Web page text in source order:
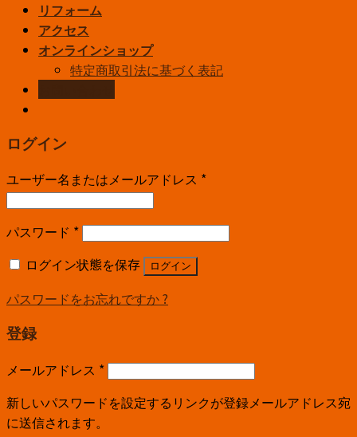
リフォーム
アクセス
オンラインショップ
特定商取引法に基づく表記
ログイン
ユーザー名またはメールアドレス *
パスワード *
ログイン状態を保存
ログイン
パスワードをお忘れですか ?
登録
メールアドレス *
新しいパスワードを設定するリンクが登録メールアドレス宛
に送信されます。